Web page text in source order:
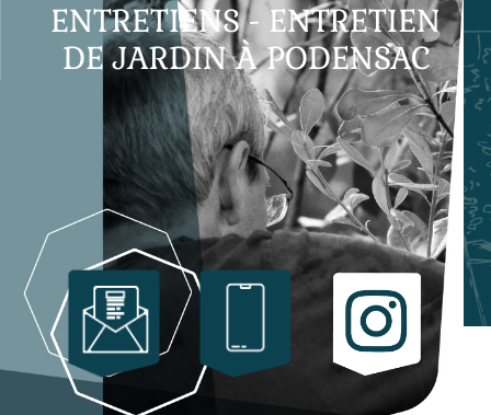
ENTRETIENS - ENTRETIEN
DE JARDIN À PODENSAC